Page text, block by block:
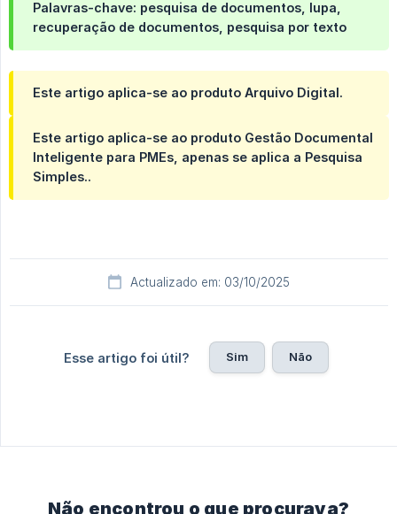
Palavras-chave: pesquisa de documentos, lupa,
recuperação de documentos, pesquisa por texto
Este artigo aplica-se ao produto Arquivo Digital.
Este artigo aplica-se ao produto Gestão Documental
Inteligente para PMEs, apenas se aplica a Pesquisa
Simples..
Actualizado em: 03/10/2025
Esse artigo foi útil? Sim Não
Não encontrou o que procurava?